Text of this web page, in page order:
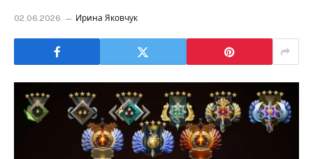
02.06.2026 Ирина Яковчук